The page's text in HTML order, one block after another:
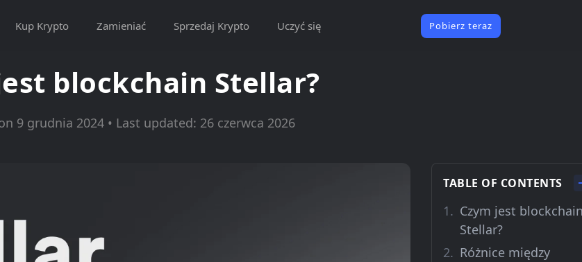
Kup Krypto Zamieniać Sprzedaj Krypto Uczyć się Pobierz teraz
blockchain Stellar?
9 grudnia 2024 • Last updated: 26 czerwca 2026
TABLE OF CONTENTS
Czym jest
Stellar?
Różnice między